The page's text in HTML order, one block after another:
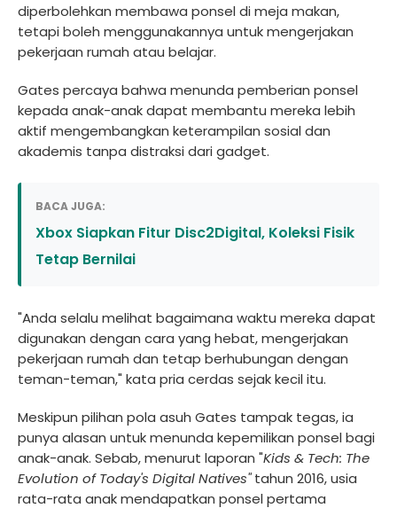
diperbolehkan membawa ponsel di meja makan,
tetapi boleh menggunakannya untuk mengerjakan
pekerjaan rumah atau belajar.
Gates percaya bahwa menunda pemberian ponsel
kepada anak-anak dapat membantu mereka lebih
aktif mengembangkan keterampilan sosial dan
akademis tanpa distraksi dari gadget.
BACA JUGA:
Xbox Siapkan Fitur Disc2Digital, Koleksi Fisik
Tetap Bernilai
"Anda selalu melihat bagaimana waktu mereka dapat
digunakan dengan cara yang hebat, mengerjakan
pekerjaan rumah dan tetap berhubungan dengan
teman-teman," kata pria cerdas sejak kecil itu.
Meskipun pilihan pola asuh Gates tampak tegas, ia
punya alasan untuk menunda kepemilikan ponsel bagi
anak-anak. Sebab, menurut laporan "Kids & Tech: The
Evolution of Today's Digital Natives"tahun 2016, usia
rata-rata anak mendapatkan ponsel pertama